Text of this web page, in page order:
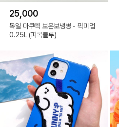
25,000
독일 마쿠텍 보온보냉병 - 픽미업
0.25L (피콕블루)